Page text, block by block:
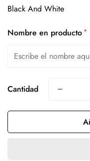
Nombre en producto *
Cantidad